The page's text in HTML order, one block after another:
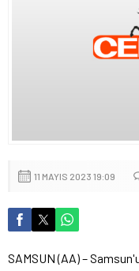
11 MAYIS 2023 19:09
SAMSUN (AA) –